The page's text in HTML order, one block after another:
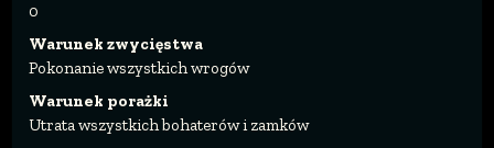
0
Warunek zwycięstwa
Pokonanie wszystkich wrogów
Warunek porażki
Utrata wszystkich bohaterów i zamków